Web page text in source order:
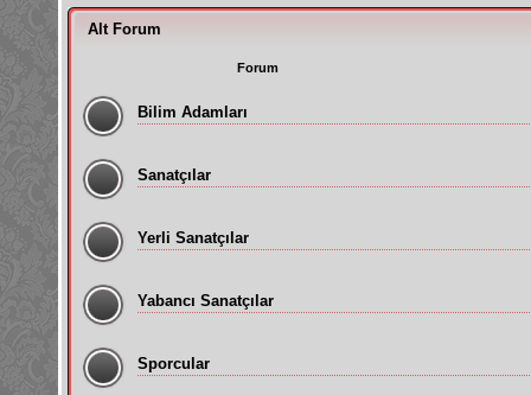
instagram
izlenme
Alt Forum
Forum
Bilim Adamları
Sanatçılar
Yerli Sanatçılar
Yabancı Sanatçılar
Sporcular